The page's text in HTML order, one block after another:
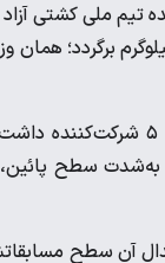
تیم ملی کشتی آزاد
بازی‌های المپیک پاریس را کسب کرد، عملاً شانس سفر به فرانسه را از دست داد تا دوباره به وزن ۹۲ کیلوگرم
قاسم‌پور در اولین گام پس از مصدومیت‌های طولانی‌اش با جام متئوپلیکونه به میادین برگشت؛ تورنمنتی که تنها ۵
به‌شدت سطح پائین،
آن سطح